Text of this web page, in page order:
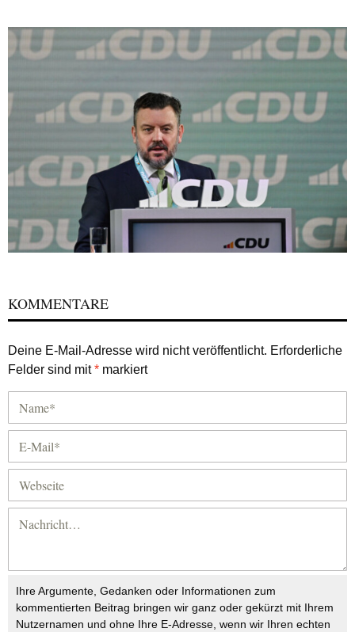
KOMMENTARE
Deine E-Mail-Adresse wird nicht veröffentlicht. Erforderliche
Felder sind mit* markiert
Ihre Argumente, Gedanken oder Informationen zum
kommentierten Beitrag bringen wir ganz oder gekürzt mit Ihrem
Nutzernamen und ohne Ihre E-Adresse, wenn wir Ihren echten